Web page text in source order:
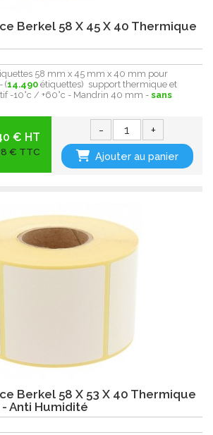
Berkel 58 X 45 X 40 Thermique
58 mm x 45 mm x 40 mm pour
(14.490 étiquettes) support thermique et
-10°c / +60°c - Mandrin 40 mm - sans
€ HT
€ TTC
- +
Ajouter au panier
Berkel 58 X 53 X 40 Thermique
- Anti Humidité